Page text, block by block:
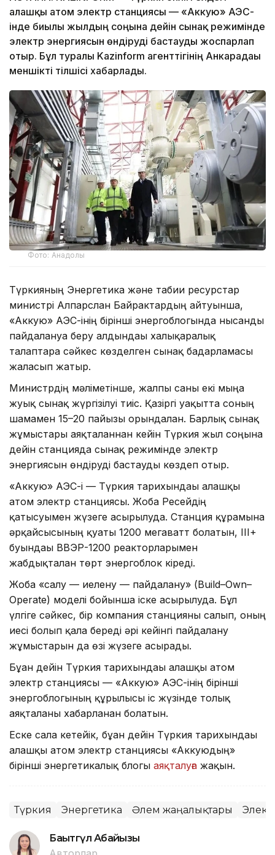
алғашқы атом электр станциясы — «Аккую» АЭС-
інде биылғы жылдың соңына дейін сынақ режимінде
электр энергиясын өндіруді бастауды жоспарлап
отыр. Бұл туралы Kazinform агенттігінің Анкарадағы
меншікті тілшісі хабарлады.
Фото: Анадолы
Түркияның Энергетика және табиғи ресурстар
министрі Алпарслан Байрактардың айтуынша,
«Аккую» АЭС-інің бірінші энергоблогында нысанды
пайдалануға беру алдындағы халықаралық
талаптарға сәйкес көзделген сынақ бағдарламасы
жалғасып жатыр.
Министрдің мәліметінше, жалпы саны екі мыңға
жуық сынақ жүргізілуі тиіс. Қазіргі уақытта соның
шамамен 15–20 пайызы орындалған. Барлық сынақ
жұмыстары аяқталғаннан кейін Түркия жыл соңына
дейін станцияда сынақ режимінде электр
энергиясын өндіруді бастауды көздеп отыр.
«Аккую» АЭС-і — Түркия тарихындағы алғашқы
атом электр станциясы. Жоба Ресейдің
қатысуымен жүзеге асырылуда. Станция құрамына
әрқайсысының қуаты 1200 мегаватт болатын, III+
буындағы ВВЭР-1200 реакторларымен
жабдықталған төрт энергоблок кіреді.
Жоба «салу — иелену — пайдалану» (Build–Own–
Operate) моделі бойынша іске асырылуда. Бұл
үлгіге сәйкес, бір компания станцияны салып, оның
иесі болып қала береді әрі кейінгі пайдалану
жұмыстарын да өзі жүзеге асырады.
Бұған дейін Түркия тарихындағы алғашқы атом
электр станциясы — «Аккую» АЭС-інің бірінші
энергоблогының құрылысы іс жүзінде толық
аяқталғаны хабарланған болатын.
Еске сала кетейік, бұған дейін Түркия тарихындағы
алғашқы атом электр станциясы «Аккуюдың»
бірінші энергетикалық блогы аяқталуға жақын.
Түркия Энергетика Әлем жаңалықтары
Бақытгүл Абайқызы